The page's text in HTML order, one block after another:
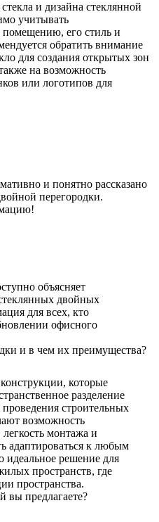
и дизайна стеклянной
учитывать
его стиль и
обратить внимание
для создания открытых зон
на возможность
или логотипов для
и понятно рассказано
перегородки.
объясняет
двойных
для всех, кто
офисного
и в чем их преимущества?
которые
разделение
строительных
возможность
монтажа и
адаптироваться к любым
решение для
пространств, где
пространства.
вы предлагаете?